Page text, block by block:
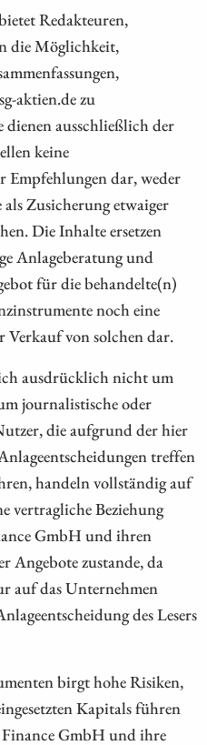
Redakteuren,
die Möglichkeit,
aktien.de zu
ausschließlich der
keine
dar, weder
Zusicherung etwaiger
Die Inhalte ersetzen
Anlageberatung und
für die behandelte(n)
noch eine
von solchen dar.
ausdrücklich nicht um
journalistische oder
die aufgrund der hier
treffen
handeln vollständig auf
vertragliche Beziehung
GmbH und ihren
Angebote zustande, da
auf das Unternehmen
des Lesers
birgt hohe Risiken,
Kapitals führen
GmbH und ihre